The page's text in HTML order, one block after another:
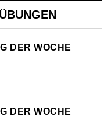
DER WOCHE (
DER WOCHE (